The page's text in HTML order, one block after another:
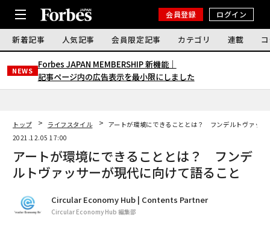
会員登録 ログイン
新着記事 人気記事 会員限定記事 カテゴリ 連載
NEWS
Forbes JAPAN MEMBERSHIP 新機能｜
記事ページ内の広告表示を最小限にしました
トップ ライフスタイル
アートが環境にできることとは？ フンデルトヴァッサ
2021.12.05 17:00
アートが環境にできることとは？ フンデ
ルトヴァッサーが現代に向けて語ること
Circular Economy Hub | Contents Partner
Circular Economy Hub 編集部